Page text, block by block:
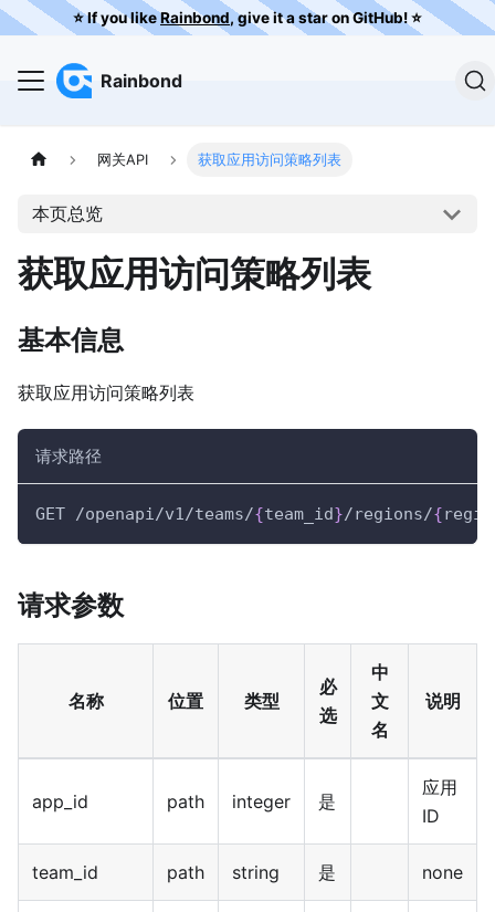
⭐️ If you likeRainbond, give it a star on GitHub! ⭐️
Rainbond
网关API 获取应用访问策略列表
本页总览
获取应用访问策略列表
基本信息
获取应用访问策略列表
请求路径
GET /openapi/v1/teams/{team_id}/regions/{
请求参数
名称 位置 类型
必
选
中
文
名
说明
app_id path integer 是
应用
ID
team_id path string 是 none